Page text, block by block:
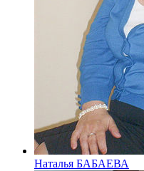
Наталья БАБАЕВА